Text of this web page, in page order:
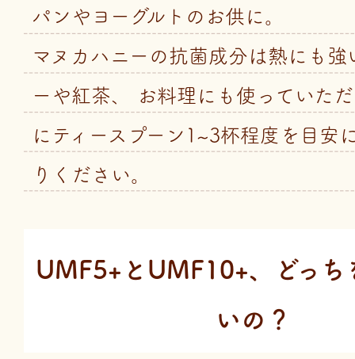
パンやヨーグルトのお供に。
マヌカハニーの抗菌成分は熱にも強
ーや紅茶、 お料理にも使っていた
にティースプーン1~3杯程度を目安
りください。
UMF5+とUMF10+、どっち
いの？